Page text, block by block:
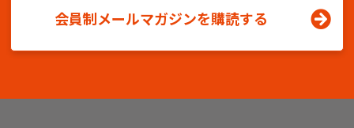
会員制メールマガジンを購読する